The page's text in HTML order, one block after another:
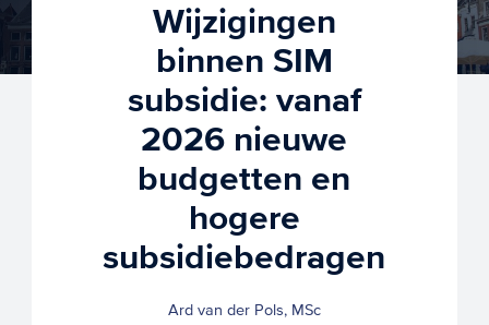
Wijzigingen
binnen SIM
subsidie: vanaf
2026 nieuwe
budgetten en
hogere
subsidiebedragen
Ard van der Pols, MSc